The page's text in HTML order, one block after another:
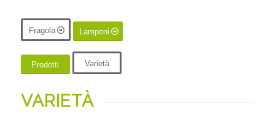
Fragola Lamponi
Prodotti Varietà
VARIETÀ